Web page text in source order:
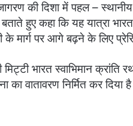
की दिशा में पहल –
हुए कहा कि यह यात्रा
के मार्ग पर आगे बढ़ने के लिए
मिट्टी भारत स्वाभिमान
का वातावरण निर्मित कर दिया